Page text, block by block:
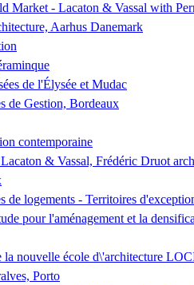
Market - Lacaton & Vassal with
Aarhus Danemark
de l'Élysée et Mudac
de Gestion, Bordeaux
contemporaine
& Vassal, Frédéric Druot
de logements - Territoires
pour l'aménagement et la
la nouvelle école d\'architecture
Porto